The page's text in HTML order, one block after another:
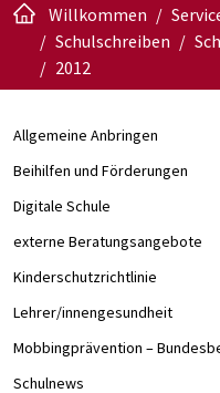
Willkommen
Schulschreiben
2012
Allgemeine Anbringen
Beihilfen und Förderungen
Digitale Schule
externe Beratungsangebote
Kinderschutzrichtlinie
Lehrer/innengesundheit
Mobbingprävention –
Schulnews